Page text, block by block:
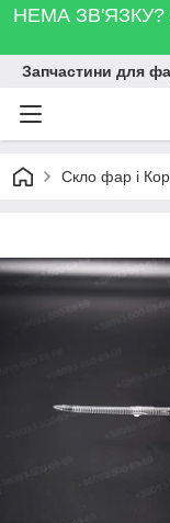
НЕМА ЗВ'ЯЗКУ?
Запчастини для
Скло фар і